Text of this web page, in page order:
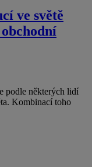
ve světě
některých lidí
Kombinací toho